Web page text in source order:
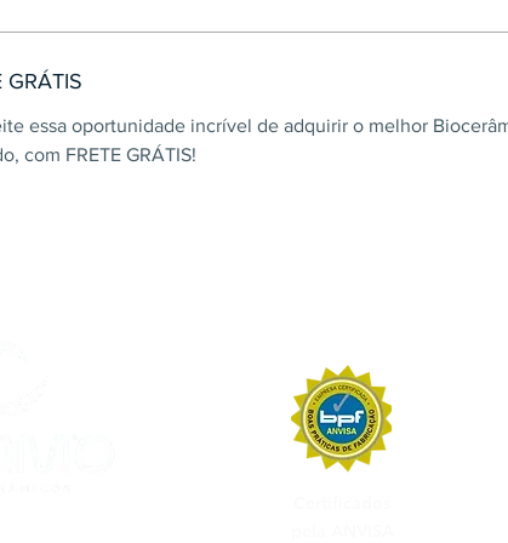
GRÁTIS
essa oportunidade incrível de adquirir o melhor
com FRETE GRÁTIS!